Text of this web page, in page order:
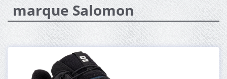
marque Salomon